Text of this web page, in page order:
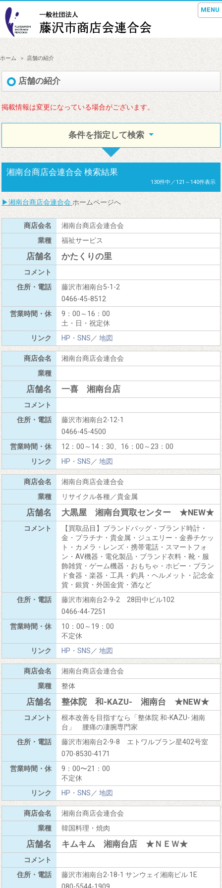
MENU
ホーム 店舗の紹介
店舗の紹介
掲載情報は変更になっている場合がございます。
条件を指定して検索
湘南台商店会連合会 検索結果
130件中／121～140件表示
▶湘南台商店会連合会ホームページへ
湘南台商店会連合会
福祉サービス
かたくりの里
藤沢市湘南台5-1-2
0466-45-8512
9：00～16：00
土・日・祝定休
HP・SNS／ 地図
湘南台商店会連合会
一喜 湘南台店
藤沢市湘南台2-12-1
0466-45-4500
12：00～14：30、16：00～23：00
HP・SNS／ 地図
湘南台商店会連合会
リサイクル各種／貴金属
大黒屋 湘南台買取センター ★NEW★
【買取品目】ブランドバッグ・ブランド時計・
金・プラチナ・貴金属・ジュエリー・金券チケッ
ト・カメラ・レンズ・携帯電話・スマートフォ
ン・AV機器・電化製品・ブランド衣料・靴・服
飾雑貨・ゲーム機器・おもちゃ・ホビー・ブラン
ド食器・楽器・工具・釣具・ヘルメット・記念金
貨・銀貨・外国金貨・酒など
藤沢市湘南台2-9-2 28田中ビル102
0466-44-7251
10：00～19：00
不定休
HP・SNS／ 地図
湘南台商店会連合会
整体
整体院 和-KAZU- 湘南台 ★NEW★
根本改善を目指すなら「整体院 和-KAZU- 湘南
台」 腰痛の凄腕専門家
藤沢市湘南台2-9-8 エトワルブラン星402号室
070-8530-4171
9：00〜21：00
不定休
HP・SNS／ 地図
湘南台商店会連合会
韓国料理・焼肉
キムキム 湘南台店 ★ＮＥＷ★
藤沢市湘南台2-18-1 サンウェイ湘南ビル 1E